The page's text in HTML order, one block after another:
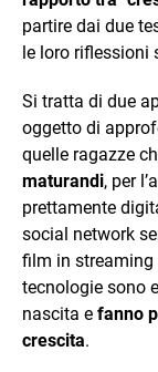
partire dai due
le loro riflessioni
Si tratta di due
oggetto di
quelle ragazze
maturandi, per
prettamente
social network
film in streaming
tecnologie sono
nascita e fanno
crescita.